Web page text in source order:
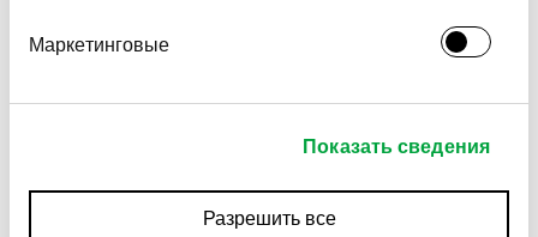
Маркетинговые
Показать сведения
Разрешить все